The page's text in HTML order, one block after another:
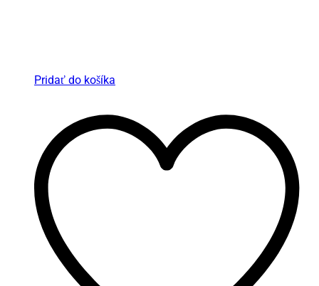
Pridať do košíka